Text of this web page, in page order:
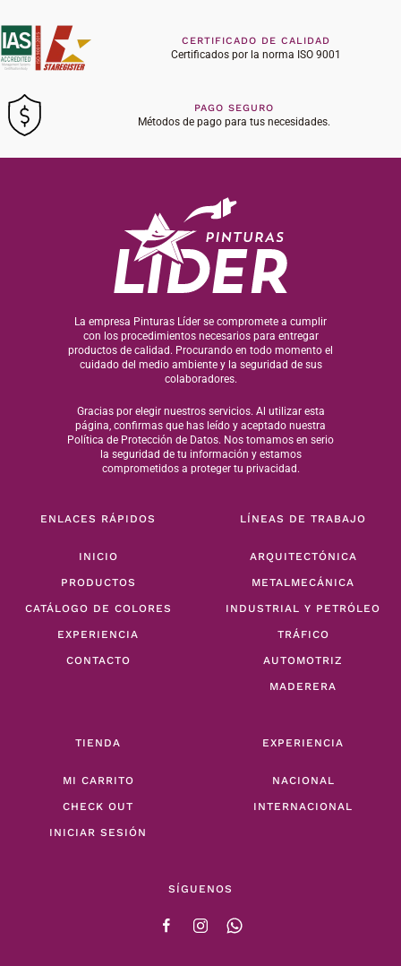
CERTIFICADO DE CALIDAD
Certificados por la norma ISO 9001
PAGO SEGURO
Métodos de pago para tus necesidades.
La empresa Pinturas Líder se compromete a cumplir
con los procedimientos necesarios para entregar
productos de calidad. Procurando en todo momento el
cuidado del medio ambiente y la seguridad de sus
colaboradores.
Gracias por elegir nuestros servicios. Al utilizar esta
página, confirmas que has leído y aceptado nuestra
Política de Protección de Datos. Nos tomamos en serio
la seguridad de tu información y estamos
comprometidos a proteger tu privacidad.
ENLACES RÁPIDOS
INICIO
PRODUCTOS
CATÁLOGO DE COLORES
EXPERIENCIA
CONTACTO
LÍNEAS DE TRABAJO
ARQUITECTÓNICA
METALMECÁNICA
INDUSTRIAL Y PETRÓLEO
TRÁFICO
AUTOMOTRIZ
MADERERA
TIENDA
MI CARRITO
CHECK OUT
INICIAR SESIÓN
EXPERIENCIA
NACIONAL
INTERNACIONAL
SÍGUENOS